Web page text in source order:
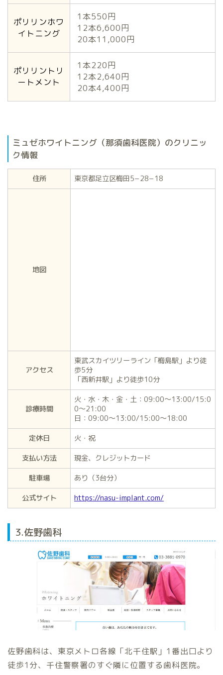
ポリリンホワ
イトニング
1本550円
12本6,600円
20本11,000円
ポリリントリ
ートメント
1本220円
12本2,640円
20本4,400円
ミュゼホワイトニング（那須歯科医院）のクリニッ
ク情報
住所 東京都足立区梅田5−28−18
地図
アクセス
東武スカイツリーライン「梅島駅」より徒
歩5分
「西新井駅」より徒歩10分
診療時間
火・水・木・金・土：09:00～13:00/15:0
0～21:00
日：09:00～13:00/15:00～18:00
定休日
火・祝
支払い方法
現金、クレジットカード
駐車場
あり（3台分）
公式サイト
https://nasu-implant.com/
3.佐野歯科
佐野歯科は、東京メトロ各線「北千住駅」1番出口より
徒歩1分、千住警察署のすぐ隣に位置する歯科医院。